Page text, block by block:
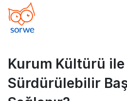
Kurum Kültürü ile
Sürdürülebilir